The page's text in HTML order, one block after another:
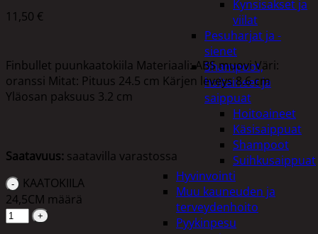
Kynsisakset ja
viilat
Pesuharjat ja -
sienet
Shampoot,
hoitaineet ja
saippuat
Hoitoaineet
Käsisaippuat
Shampoot
Suihkusaippuat
Hyvinvointi
Muu kauneuden ja
terveydenhoito
Pyykinpesu
11,50 €
Finbullet puunkaatokiila Materiaali: ABS muovi Väri:
oranssi Mitat: Pituus 24.5 cm Kärjen leveys 8.6 cm
Yläosan paksuus 3.2 cm
Saatavuus: saatavilla varastossa
KAATOKIILA
24,5CM määrä